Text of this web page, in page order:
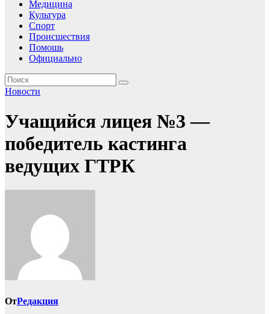
Медицина
Культура
Спорт
Происшествия
Помошь
Официально
Новости
Учащийся лицея №3 —
победитель кастинга
ведущих ГТРК
ОтРедакция